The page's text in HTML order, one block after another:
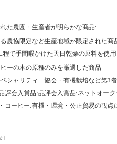
た農園・生産者が明らかな商品:
農協限定など生産地域が限定された商
程で手間暇かけた天日乾燥の原料を使
ーの木の原種のみを厳選した商品:
シャリティー協会・有機栽培など第3
評会入賞品:品評会入賞品:ネットオー
コーヒー:有機・環境・公正貿易の観
|